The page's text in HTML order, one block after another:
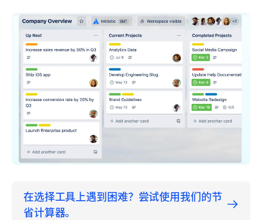
在选择工具上遇到困难？尝试使用我们的节
省计算器。